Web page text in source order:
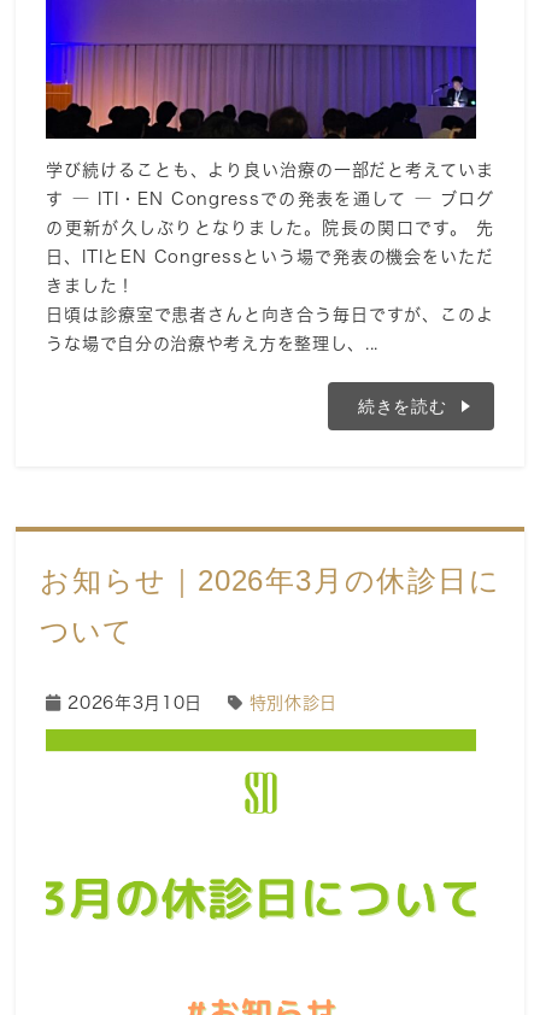
学び続けることも、より良い治療の一部だと考えていま
す ― ITI・EN Congressでの発表を通して ― ブログ
の更新が久しぶりとなりました。院長の関口です。 先
日、ITIとEN Congressという場で発表の機会をいただ
きました！
日頃は診療室で患者さんと向き合う毎日ですが、このよ
うな場で自分の治療や考え方を整理し、...
続きを読む
お知らせ｜2026年3月の休診日に
ついて
2026年3月10日 特別休診日